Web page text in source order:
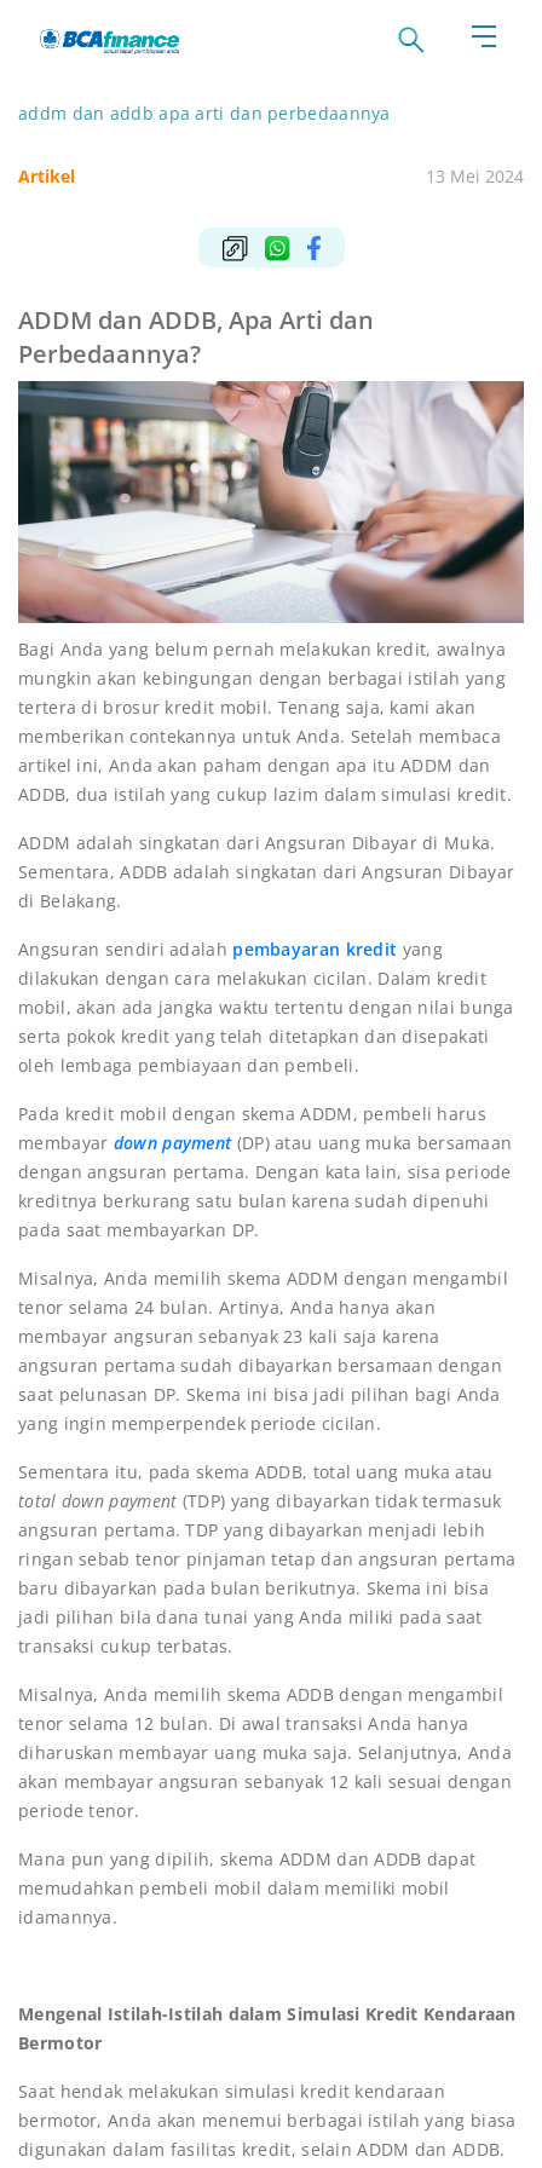
addm dan addb apa arti dan perbedaannya
Artikel 13 Mei 2024
ADDM dan ADDB, Apa Arti dan
Perbedaannya?
Bagi Anda yang belum pernah melakukan kredit, awalnya
mungkin akan kebingungan dengan berbagai istilah yang
tertera di brosur kredit mobil. Tenang saja, kami akan
memberikan contekannya untuk Anda. Setelah membaca
artikel ini, Anda akan paham dengan apa itu ADDM dan
ADDB, dua istilah yang cukup lazim dalam simulasi kredit.
ADDM adalah singkatan dari Angsuran Dibayar di Muka.
Sementara, ADDB adalah singkatan dari Angsuran Dibayar
di Belakang.
Angsuran sendiri adalah pembayaran kredit yang
dilakukan dengan cara melakukan cicilan. Dalam kredit
mobil, akan ada jangka waktu tertentu dengan nilai bunga
serta pokok kredit yang telah ditetapkan dan disepakati
oleh lembaga pembiayaan dan pembeli.
Pada kredit mobil dengan skema ADDM, pembeli harus
membayar down payment (DP) atau uang muka bersamaan
dengan angsuran pertama. Dengan kata lain, sisa periode
kreditnya berkurang satu bulan karena sudah dipenuhi
pada saat membayarkan DP.
Misalnya, Anda memilih skema ADDM dengan mengambil
tenor selama 24 bulan. Artinya, Anda hanya akan
membayar angsuran sebanyak 23 kali saja karena
angsuran pertama sudah dibayarkan bersamaan dengan
saat pelunasan DP. Skema ini bisa jadi pilihan bagi Anda
yang ingin memperpendek periode cicilan.
Sementara itu, pada skema ADDB, total uang muka atau
total down payment (TDP) yang dibayarkan tidak termasuk
angsuran pertama. TDP yang dibayarkan menjadi lebih
ringan sebab tenor pinjaman tetap dan angsuran pertama
baru dibayarkan pada bulan berikutnya. Skema ini bisa
jadi pilihan bila dana tunai yang Anda miliki pada saat
transaksi cukup terbatas.
Misalnya, Anda memilih skema ADDB dengan mengambil
tenor selama 12 bulan. Di awal transaksi Anda hanya
diharuskan membayar uang muka saja. Selanjutnya, Anda
akan membayar angsuran sebanyak 12 kali sesuai dengan
periode tenor.
Mana pun yang dipilih, skema ADDM dan ADDB dapat
memudahkan pembeli mobil dalam memiliki mobil
idamannya.
Mengenal Istilah-Istilah dalam Simulasi Kredit Kendaraan
Bermotor
Saat hendak melakukan simulasi kredit kendaraan
bermotor, Anda akan menemui berbagai istilah yang biasa
digunakan dalam fasilitas kredit, selain ADDM dan ADDB.